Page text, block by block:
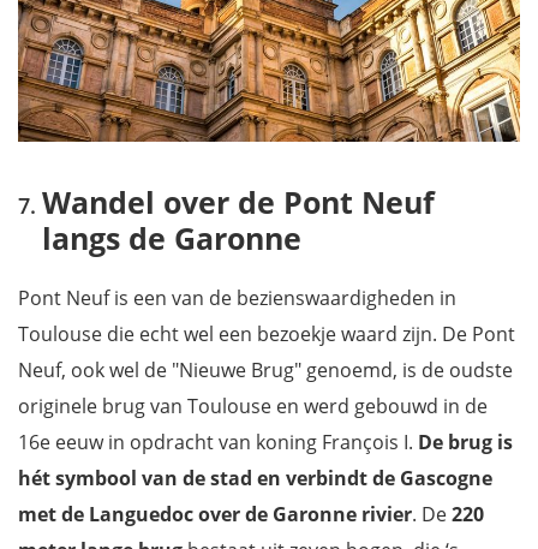
Wandel over de Pont Neuf
langs de Garonne
Pont Neuf is een van de bezienswaardigheden in
Toulouse die echt wel een bezoekje waard zijn. De Pont
Neuf, ook wel de "Nieuwe Brug" genoemd, is de oudste
originele brug van Toulouse en werd gebouwd in de
16e eeuw in opdracht van koning François I. De brug is
hét symbool van de stad en verbindt de Gascogne
met de Languedoc over de Garonne rivier. De220